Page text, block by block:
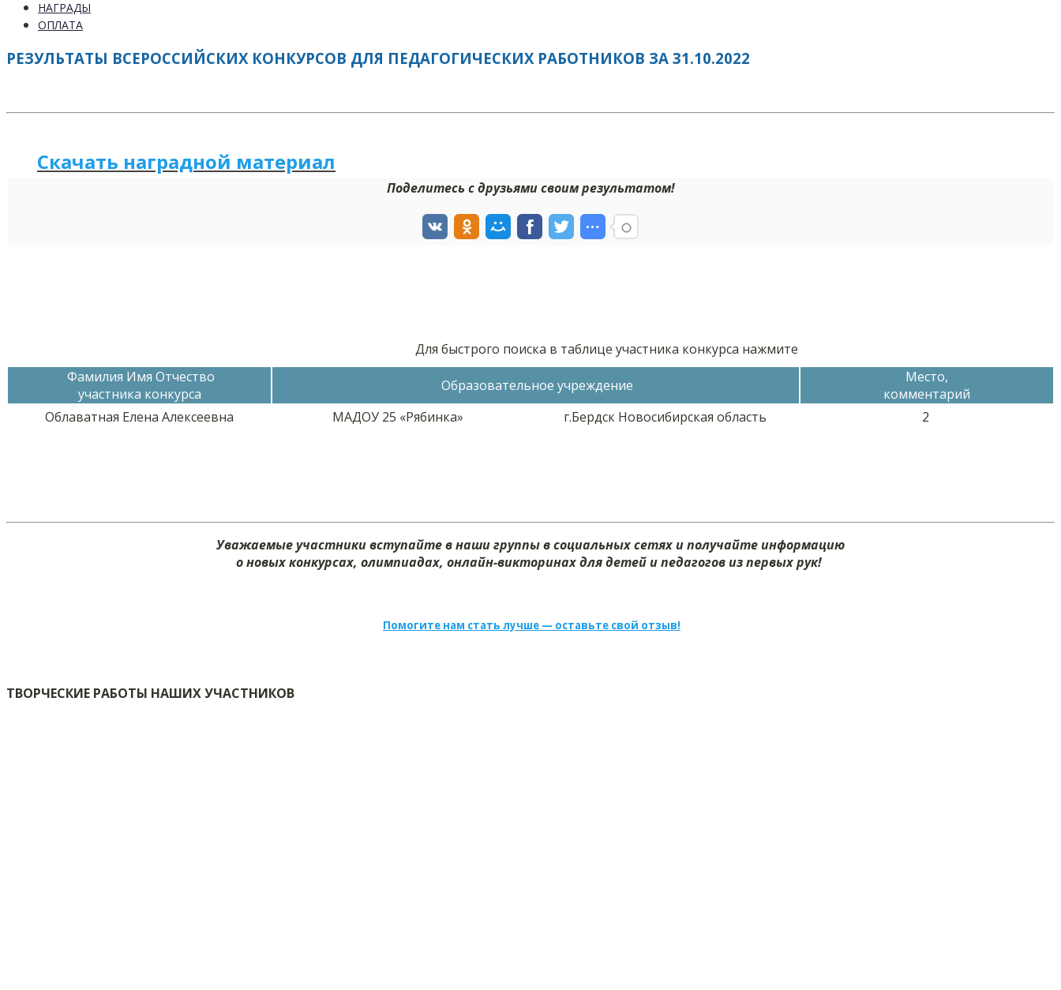
НАГРАДЫ
ОПЛАТА
РЕЗУЛЬТАТЫ ВСЕРОССИЙСКИХ КОНКУРСОВ ДЛЯ ПЕДАГОГИЧЕСКИХ РАБОТНИКОВ ЗА 31.10.2022
Скачать наградной материал
Поделитесь с друзьями своим результатом!
Для быстрого поиска в таблице участника конкурса нажмите
Фамилия Имя Отчество
участника конкурса
Образовательное учреждение
Место,
комментарий
Облаватная Елена Алексеевна
МАДОУ 25 «Рябинка» г.Бердск Новосибирская область 2
Уважаемые участники вступайте в наши группы в социальных сетях и получайте информацию
о новых конкурсах, олимпиадах, онлайн-викторинах для детей и педагогов из первых рук!
Помогите нам стать лучше — оставьте свой отзыв!
ТВОРЧЕСКИЕ РАБОТЫ НАШИХ УЧАСТНИКОВ